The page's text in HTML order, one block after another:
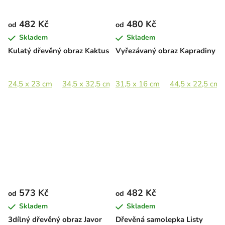
Kulatý dřevěný obraz Kaktus
od 482 Kč
Skladem
24,5 x 23 cm 34,5 x 32,5 cm 47,5 x 44,5 cm 69,5 x 65
Vyřezávaný obraz Kapradiny
od 480 Kč
Skladem
31,5 x 16 cm 44,5 x 22,5 cm
3dílný dřevěný obraz Javor
od 573 Kč
Skladem
Dřevěná samolepka Listy
od 482 Kč
Skladem